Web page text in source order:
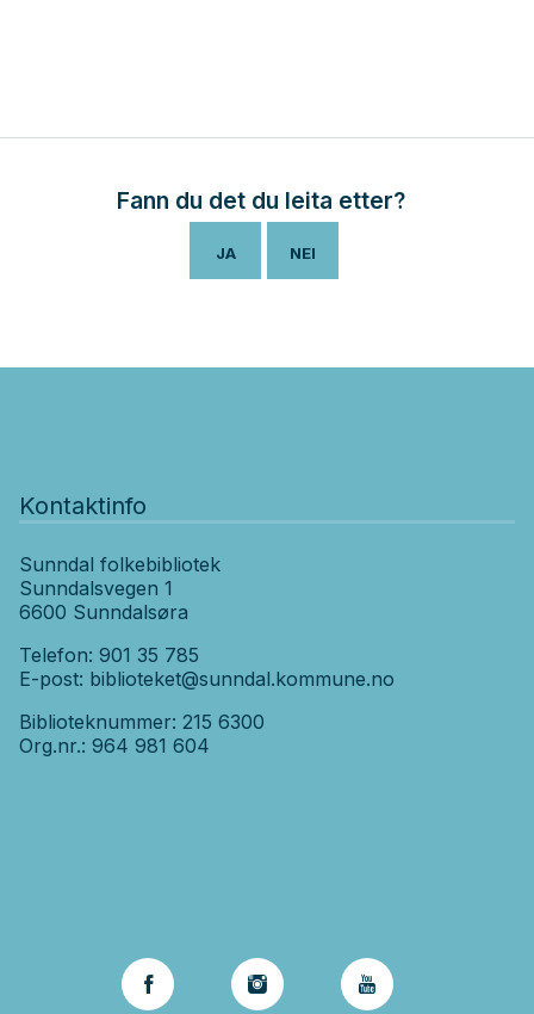
Fann du det du leita etter?
JA NEI
Kontaktinfo
Sunndal folkebibliotek
Sunndalsvegen 1
6600 Sunndalsøra
Telefon: 901 35 785
E-post: biblioteket@sunndal.kommune.no
Biblioteknummer: 215 6300
Org.nr.: 964 981 604